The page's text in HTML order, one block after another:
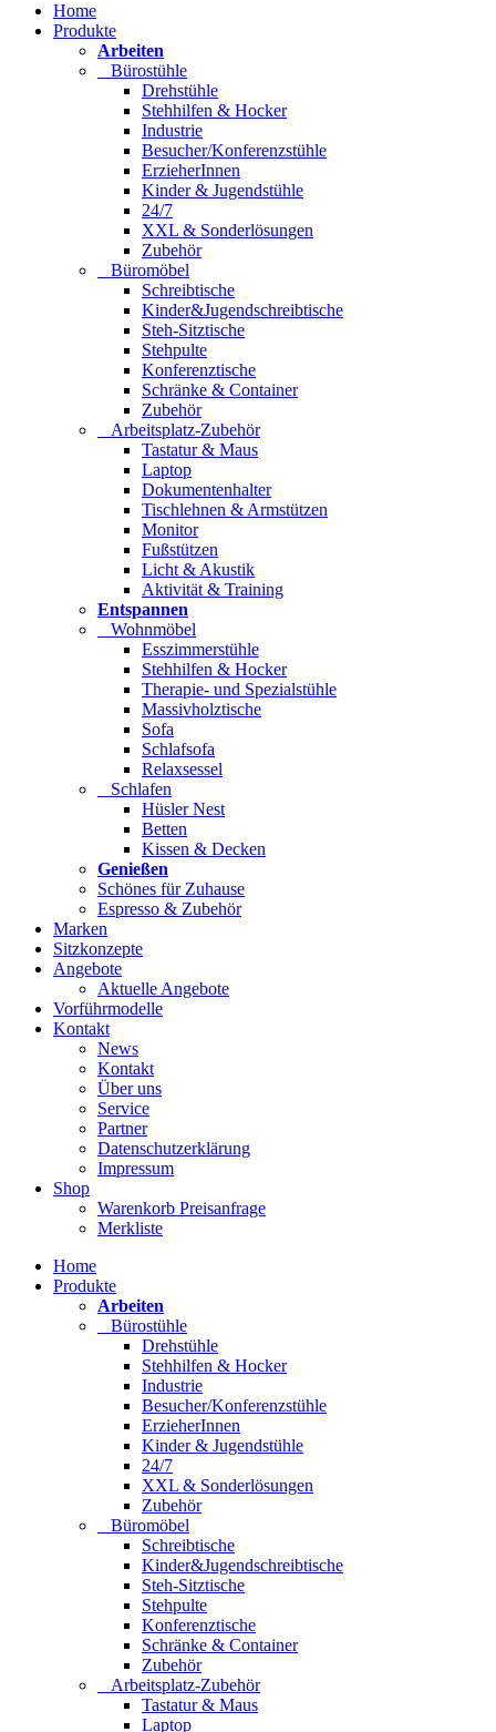
Home
Produkte
Arbeiten
Bürostühle
Drehstühle
Stehhilfen & Hocker
Industrie
Besucher/Konferenzstühle
ErzieherInnen
Kinder & Jugendstühle
24/7
XXL & Sonderlösungen
Zubehör
Büromöbel
Schreibtische
Kinder&Jugendschreibtische
Steh-Sitztische
Stehpulte
Konferenztische
Schränke & Container
Zubehör
Arbeitsplatz-Zubehör
Tastatur & Maus
Laptop
Dokumentenhalter
Tischlehnen & Armstützen
Monitor
Fußstützen
Licht & Akustik
Aktivität & Training
Entspannen
Wohnmöbel
Esszimmerstühle
Stehhilfen & Hocker
Therapie- und Spezialstühle
Massivholztische
Sofa
Schlafsofa
Relaxsessel
Schlafen
Hüsler Nest
Betten
Kissen & Decken
Genießen
Schönes für Zuhause
Espresso & Zubehör
Marken
Sitzkonzepte
Angebote
Aktuelle Angebote
Vorführmodelle
Kontakt
News
Kontakt
Über uns
Service
Partner
Datenschutzerklärung
Impressum
Shop
Warenkorb Preisanfrage
Merkliste
Home
Produkte
Arbeiten
Bürostühle
Drehstühle
Stehhilfen & Hocker
Industrie
Besucher/Konferenzstühle
ErzieherInnen
Kinder & Jugendstühle
24/7
XXL & Sonderlösungen
Zubehör
Büromöbel
Schreibtische
Kinder&Jugendschreibtische
Steh-Sitztische
Stehpulte
Konferenztische
Schränke & Container
Zubehör
Arbeitsplatz-Zubehör
Tastatur & Maus
Laptop